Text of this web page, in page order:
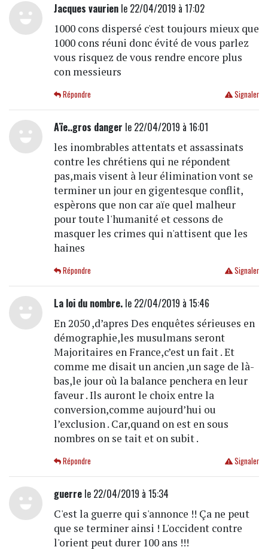
Jacques vaurienle 22/04/2019 à 17:02
1000 cons dispersé c'est toujours mieux que
1000 cons réuni donc évité de vous parlez
vous risquez de vous rendre encore plus
con messieurs
Signaler
Répondre
Aïe..gros danger le 22/04/2019 à 16:01
les inombrables attentats et assassinats
contre les chrétiens qui ne répondent
pas,mais visent à leur élimination vont se
terminer un jour en gigentesque conflit,
espèrons que non car aïe quel malheur
pour toute l'humanité et cessons de
masquer les crimes qui n'attisent que les
haines
Signaler
Répondre
La loi du nombre.le 22/04/2019 à 15:46
En 2050 ,d’apres Des enquêtes sérieuses en
démographie,les musulmans seront
Majoritaires en France,c’est un fait . Et
comme me disait un ancien ,un sage de là-
bas,le jour où la balance penchera en leur
faveur . Ils auront le choix entre la
conversion,comme aujourd’hui ou
l’exclusion . Car,quand on est en sous
nombres on se tait et on subit .
Signaler
Répondre
guerrele 22/04/2019 à 15:34
C'est la guerre qui s'annonce !! Ça ne peut
que se terminer ainsi ! L'occident contre
l'orient peut durer 100 ans !!!